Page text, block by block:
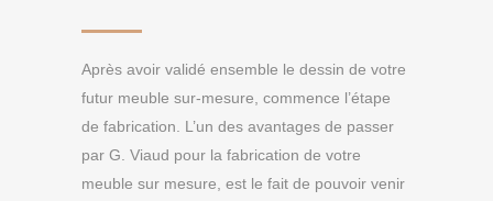
Après avoir validé ensemble le dessin de votre
futur meuble sur-mesure, commence l’étape
de fabrication. L’un des avantages de passer
par G. Viaud pour la fabrication de votre
meuble sur mesure, est le fait de pouvoir venir